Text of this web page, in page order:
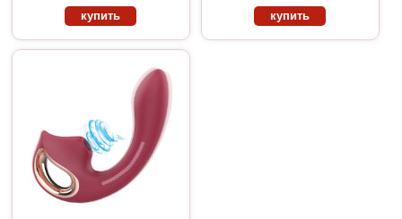
купить купить